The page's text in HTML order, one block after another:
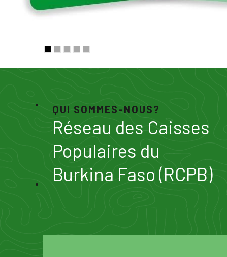
QUI SOMMES-NOUS?
Réseau des Caisses
Populaires du
Burkina Faso (RCPB)